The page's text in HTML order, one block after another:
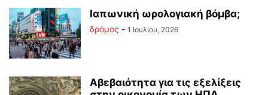
Ιαπωνική ωρολογιακή βόμβα;
δρόμος - 1 Ιουλίου, 2026
Αβεβαιότητα για τις εξελίξεις